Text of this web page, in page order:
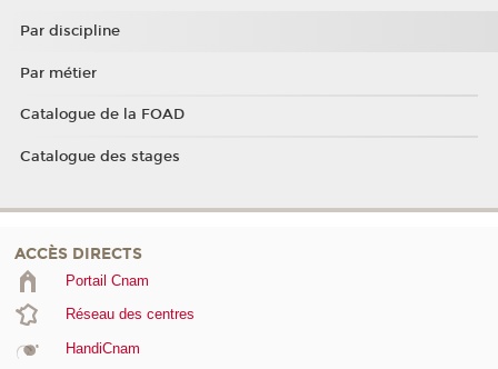
Par discipline
Par métier
Catalogue de la FOAD
Catalogue des stages
ACCÈS DIRECTS
Portail Cnam
Réseau des centres
HandiCnam